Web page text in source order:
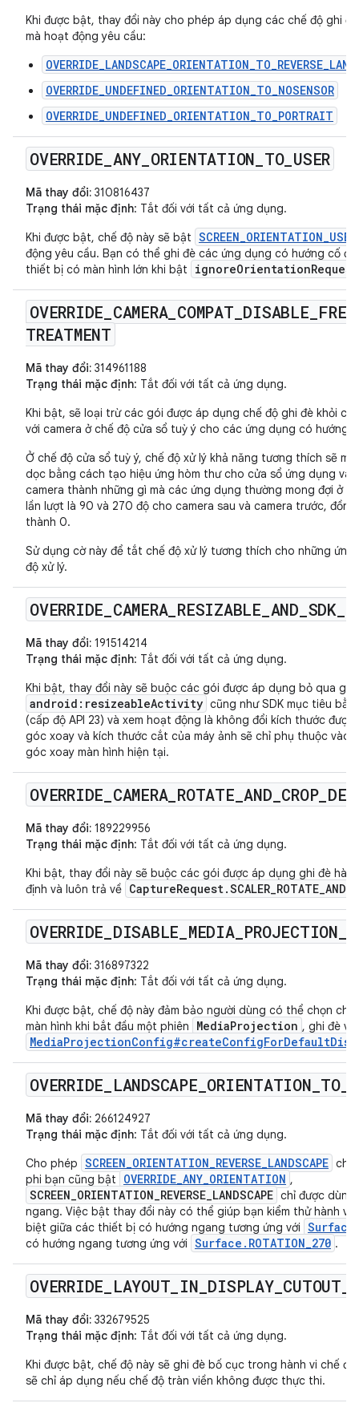
Khi được bật, thay đổi này cho phép áp dụng các chế độ ghi
mà hoạt động yêu cầu:
OVERRIDE_UNDEFINED_ORIENTATION_TO_NOSENSOR
OVERRIDE_UNDEFINED_ORIENTATION_TO_PORTRAIT
OVERRIDE ANY ORIENTATION TO_ USER
Mã thay đổi: 310816437
Trạng thái mặc định: Tắt đối với tất cả ứng dụng.
Khi được bật, chế độ này sẽ bật SCREEN_ORIENTATION_USER
động yêu cầu. Bạn có thể ghi đè các ứng dụng có hướng cố
thiết bị có màn hình lớn khi bật
ignoreOrientationRequest
OVERRIDE CAMERA_ COMPAT DISABLE
TREATMENT
Mã thay đổi: 314961188
Trạng thái mặc định: Tắt đối với tất cả ứng dụng.
Khi bật, sẽ loại trừ các gói được áp dụng chế độ ghi đè khỏi
với camera ở chế độ cửa sổ tuỳ ý cho các ứng dụng có hướng
Ở chế độ cửa sổ tuỳ ý, chế độ xử lý khả năng tương thích sẽ
dọc bằng cách tạo hiệu ứng hòm thư cho cửa sổ ứng dụng và
camera thành những gì mà các ứng dụng thường mong đợi ở
lần lượt là 90 và 270 độ cho camera sau và camera trước,
thành 0.
Sử dụng cờ này để tắt chế độ xử lý tương thích cho những
độ xử lý.
OVERRIDE CAMERA_ RESIZABLE AND SDK
Mã thay đổi: 191514214
Trạng thái mặc định: Tắt đối với tất cả ứng dụng.
Khi bật, thay đổi này sẽ buộc các gói được áp dụng bỏ qua
android:resizeableActivity cũng như SDK mục tiêu
(cấp độ API 23) và xem hoạt động là không đổi kích thước
góc xoay và kích thước cắt của máy ảnh sẽ chỉ phụ thuộc vào
góc xoay màn hình hiện tại.
OVERRIDE CAMERA_ ROTATE AND CROP_
Mã thay đổi: 189229956
Trạng thái mặc định: Tắt đối với tất cả ứng dụng.
Khi bật, thay đổi này sẽ buộc các gói được áp dụng ghi đè
định và luôn trả về
OVERRIDE DISABLE MEDIA_ PROJECTION
Mã thay đổi: 316897322
Trạng thái mặc định: Tắt đối với tất cả ứng dụng.
Khi được bật, chế độ này đảm bảo người dùng có thể chọn
màn hình khi bắt đầu một phiên
MediaProjection , ghi đè
OVERRIDE LANDSCAPE ORIENTATION TO_
Mã thay đổi: 266124927
Trạng thái mặc định: Tắt đối với tất cả ứng dụng.
Cho phép SCREEN_ORIENTATION_REVERSE_LANDSCAPE cho
phi bạn cũng bật
OVERRIDE_ANY_ORIENTATION ,
SCREEN_ORIENTATION_REVERSE_LANDSCAPE chỉ được dùng
ngang. Việc bật thay đổi này có thể giúp bạn kiểm thử hành vi
biệt giữa các thiết bị có hướng ngang tương ứng với
có hướng ngang tương ứng với Surface.ROTATION_270 .
OVERRIDE LAYOUT IN DISPLAY_ CUTOUT
Mã thay đổi: 332679525
Trạng thái mặc định: Tắt đối với tất cả ứng dụng.
Khi được bật, chế độ này sẽ ghi đè bố cục trong hành vi chế
sẽ chỉ áp dụng nếu chế độ tràn viền không được thực thi.